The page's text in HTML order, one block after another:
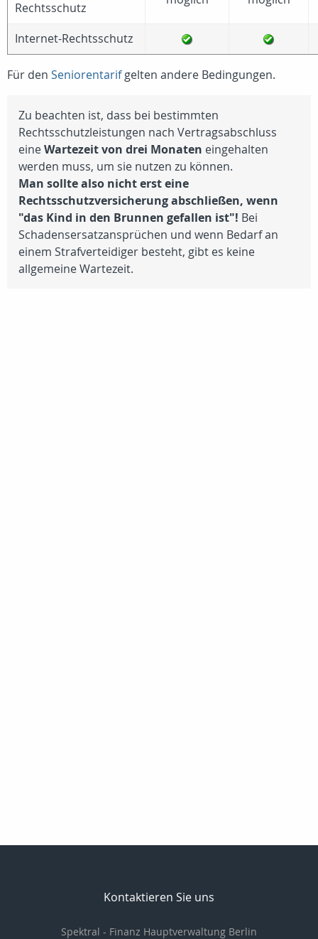
Rechtsschutz
Internet-Rechtsschutz
Für den Seniorentarifgelten andere Bedingungen.
Zu beachten ist, dass bei bestimmten
Rechtsschutzleistungen nach Vertragsabschluss
eineWartezeit von drei Monaten eingehalten
werden muss, um sie nutzen zu können.
Man sollte also nicht erst eine
Rechtsschutzversicherung abschließen, wenn
"das Kind in den Brunnen gefallen ist"! Bei
Schadensersatzansprüchen und wenn Bedarf an
einem Strafverteidiger besteht, gibt es keine
allgemeine Wartezeit.
Kontaktieren Sie uns
Spektral - Finanz Hauptverwaltung Berlin